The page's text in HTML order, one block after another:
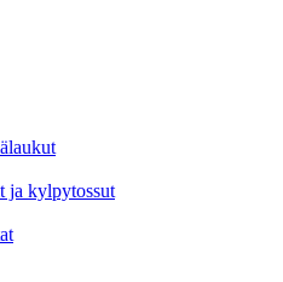
ja kylpytossut